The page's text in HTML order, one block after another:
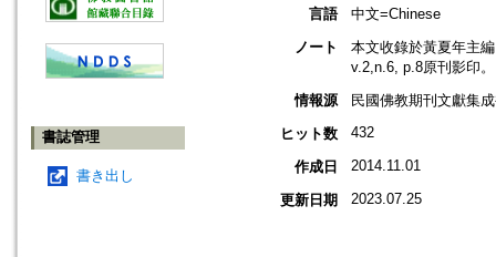
書誌管理
書き出し
言語
中文=Chinese
ノート
本文收錄於黃夏年主
v.2,n.6, p.8原刊影印。
情報源
民國佛教期刊文獻集
ヒット数
432
作成日 2014.11.01
更新日期 2023.07.25